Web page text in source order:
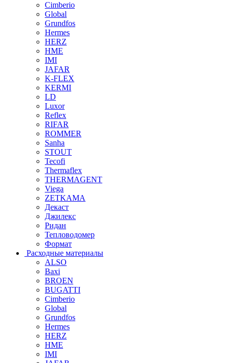
Cimberio
Global
Grundfos
Hermes
HERZ
HME
IMI
JAFAR
K-FLEX
KERMI
LD
Luxor
Reflex
RIFAR
ROMMER
Sanha
STOUT
Tecofi
Thermaflex
THERMAGENT
Viega
ZETKAMA
Декаст
Джилекс
Ридан
Тепловодомер
Формат
Расходные материалы
ALSO
Baxi
BROEN
BUGATTI
Cimberio
Global
Grundfos
Hermes
HERZ
HME
IMI